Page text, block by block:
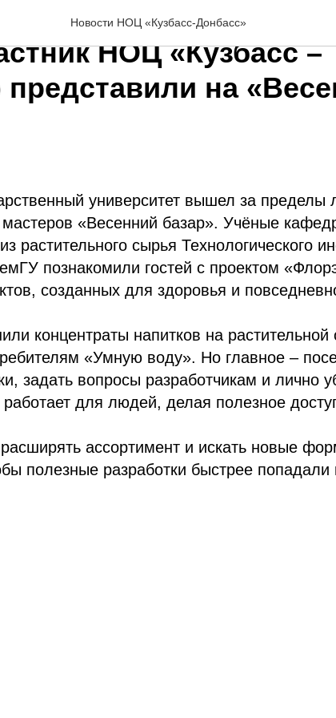
Новости НОЦ «Кузбасс-Донбасс»
разработки
НОЦ «Кузбасс –
представили на
университет вышел за пределы
«Весенний базар». Учёные
растительного сырья Технологического
познакомили гостей с проектом
созданных для здоровья и
концентраты напитков на
«Умную воду». Но главное –
задать вопросы разработчикам и лично
для людей, делая полезное
ассортимент и искать новые
полезные разработки быстрее попадали